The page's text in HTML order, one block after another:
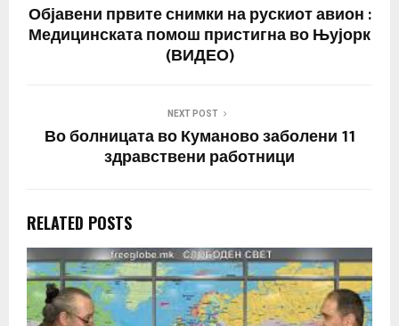
Објавени првите снимки на рускиот авион :
Медицинската помош пристигна во Њујорк
(ВИДЕО)
NEXT POST
Во болницата во Куманово заболени 11
здравствени работници
RELATED POSTS